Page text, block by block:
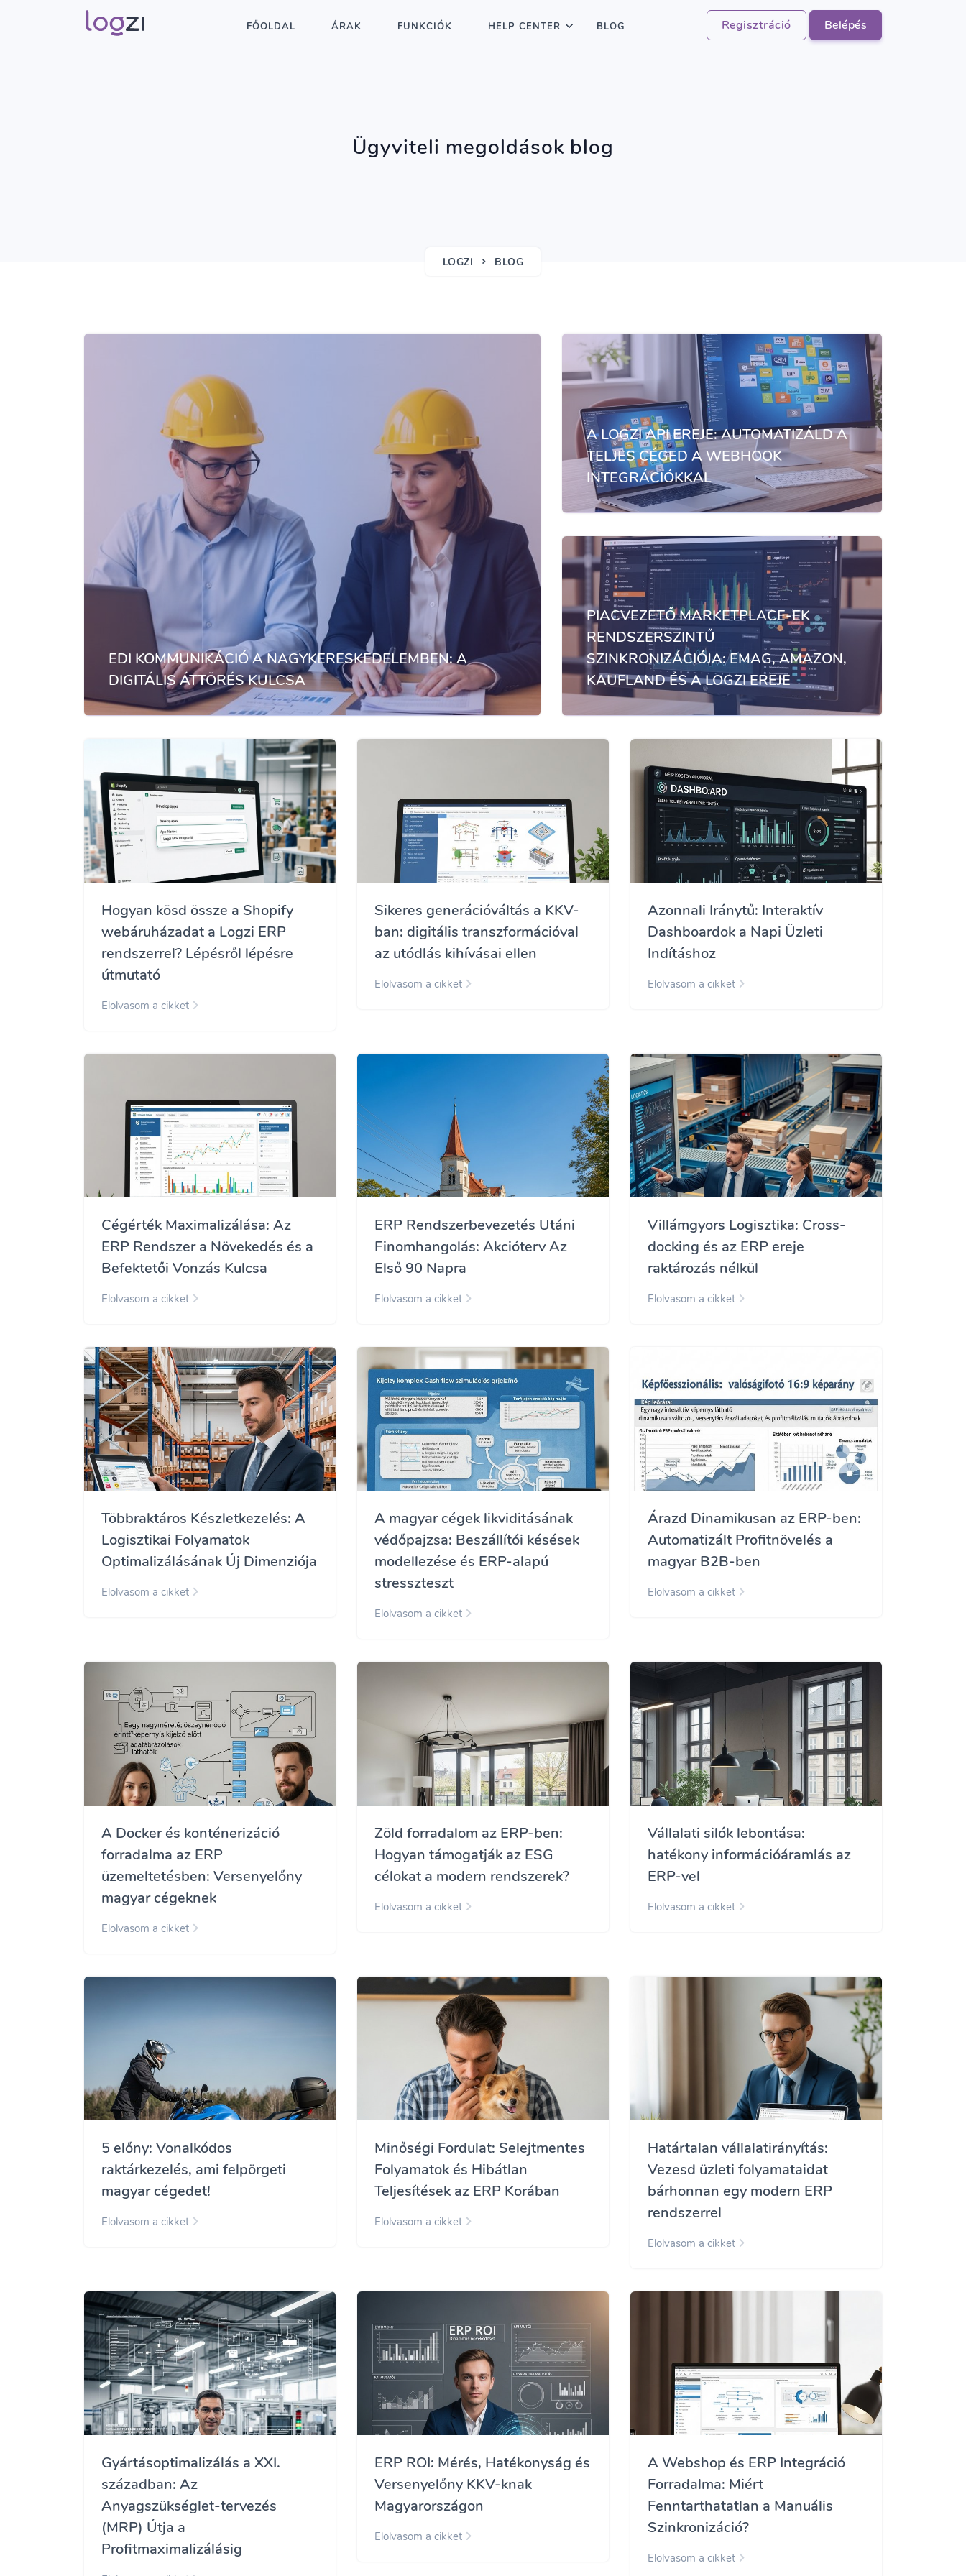
Regisztráció Belépés
FŐOLDAL ÁRAK FUNKCIÓK HELP CENTER BLOG
Ügyviteli megoldások blog
LOGZI BLOG
EDI KOMMUNIKÁCIÓ A NAGYKERESKEDELEMBEN: A
DIGITÁLIS ÁTTÖRÉS KULCSA
A LOGZI API EREJE: AUTOMATIZÁLD A
TELJES CÉGED A WEBHOOK
INTEGRÁCIÓKKAL
PIACVEZETŐ MARKETPLACE-EK
RENDSZERSZINTŰ
SZINKRONIZÁCIÓJA: EMAG, AMAZON,
KAUFLAND ÉS A LOGZI EREJE
Hogyan kösd össze a Shopify
webáruházadat a Logzi ERP
rendszerrel? Lépésről lépésre
útmutató
Elolvasom a cikket
Sikeres generációváltás a KKV-
ban: digitális transzformációval
az utódlás kihívásai ellen
Elolvasom a cikket
Azonnali Iránytű: Interaktív
Dashboardok a Napi Üzleti
Indításhoz
Elolvasom a cikket
Cégérték Maximalizálása: Az
ERP Rendszer a Növekedés és a
Befektetői Vonzás Kulcsa
Elolvasom a cikket
ERP Rendszerbevezetés Utáni
Finomhangolás: Akcióterv Az
Első 90 Napra
Elolvasom a cikket
Villámgyors Logisztika: Cross-
docking és az ERP ereje
raktározás nélkül
Elolvasom a cikket
Többraktáros Készletkezelés: A
Logisztikai Folyamatok
Optimalizálásának Új Dimenziója
Elolvasom a cikket
A magyar cégek likviditásának
védőpajzsa: Beszállítói késések
modellezése és ERP-alapú
stresszteszt
Elolvasom a cikket
Árazd Dinamikusan az ERP-ben:
Automatizált Profitnövelés a
magyar B2B-ben
Elolvasom a cikket
A Docker és konténerizáció
forradalma az ERP
üzemeltetésben: Versenyelőny
magyar cégeknek
Elolvasom a cikket
Zöld forradalom az ERP-ben:
Hogyan támogatják az ESG
célokat a modern rendszerek?
Elolvasom a cikket
Vállalati silók lebontása:
hatékony információáramlás az
ERP-vel
Elolvasom a cikket
5 előny: Vonalkódos
raktárkezelés, ami felpörgeti
magyar cégedet!
Elolvasom a cikket
Minőségi Fordulat: Selejtmentes
Folyamatok és Hibátlan
Teljesítések az ERP Korában
Elolvasom a cikket
Határtalan vállalatirányítás:
Vezesd üzleti folyamataidat
bárhonnan egy modern ERP
rendszerrel
Elolvasom a cikket
Gyártásoptimalizálás a XXI.
században: Az
Anyagszükséglet-tervezés
(MRP) Útja a
Profitmaximalizálásig
ERP ROI: Mérés, Hatékonyság és
Versenyelőny KKV-knak
Magyarországon
Elolvasom a cikket
A Webshop és ERP Integráció
Forradalma: Miért
Fenntarthatatlan a Manuális
Szinkronizáció?
Elolvasom a cikket